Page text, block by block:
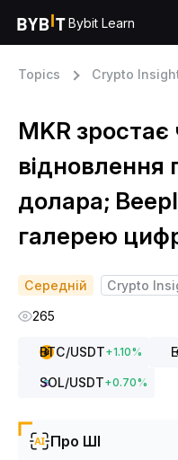
Bybit Learn
Topics Crypto
MKR зростає
відновлення
долара;
галерею
Середній Crypto
265
BTC/USDT+1.10%
SOL/USDT+0.70%
Про ШІ